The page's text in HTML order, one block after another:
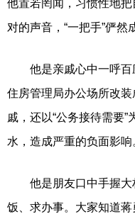
他置若罔闻，习惯性地
对的声音，“一把手”俨然
他是亲戚心中一呼百
住房管理局办公场所改
戚，还以“公务接待需要
水，造成严重的负面影响
他是朋友口中手握大
饭、求办事。大家知道